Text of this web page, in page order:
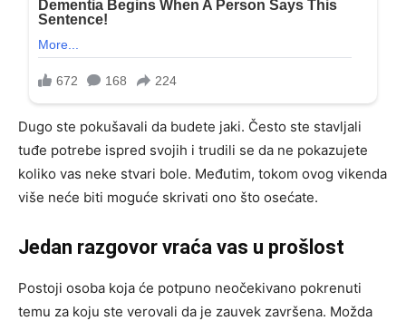
Dugo ste pokušavali da budete jaki. Često ste stavljali
tuđe potrebe ispred svojih i trudili se da ne pokazujete
koliko vas neke stvari bole. Međutim, tokom ovog vikenda
više neće biti moguće skrivati ono što osećate.
Jedan razgovor vraća vas u prošlost
Postoji osoba koja će potpuno neočekivano pokrenuti
temu za koju ste verovali da je zauvek završena. Možda